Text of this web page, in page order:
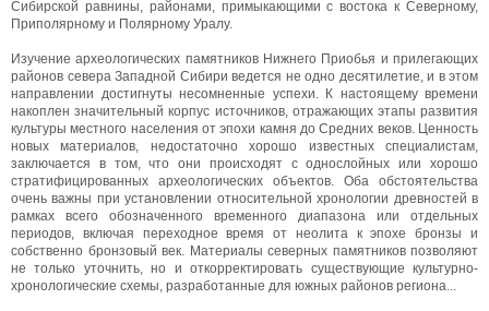
Сибирской равнины, районами, примыкающими с востока к Северному,
Приполярному и Полярному Уралу.
Изучение археологических памятников Нижнего Приобья и прилегающих
районов севера Западной Сибири ведется не одно десятилетие, и в этом
направлении достигнуты несомненные успехи. К настоящему времени
накоплен значительный корпус источников, отражающих этапы развития
культуры местного населения от эпохи камня до Средних веков. Ценность
новых материалов, недостаточно хорошо известных специалистам,
заключается в том, что они происходят с однослойных или хорошо
стратифицированных археологических объектов. Оба обстоятельства
очень важны при установлении относительной хронологии древностей в
рамках всего обозначенного временного диапазона или отдельных
периодов, включая переходное время от неолита к эпохе бронзы и
собственно бронзовый век. Материалы северных памятников позволяют
не только уточнить, но и откорректировать существующие культурно-
хронологические схемы, разработанные для южных районов региона...